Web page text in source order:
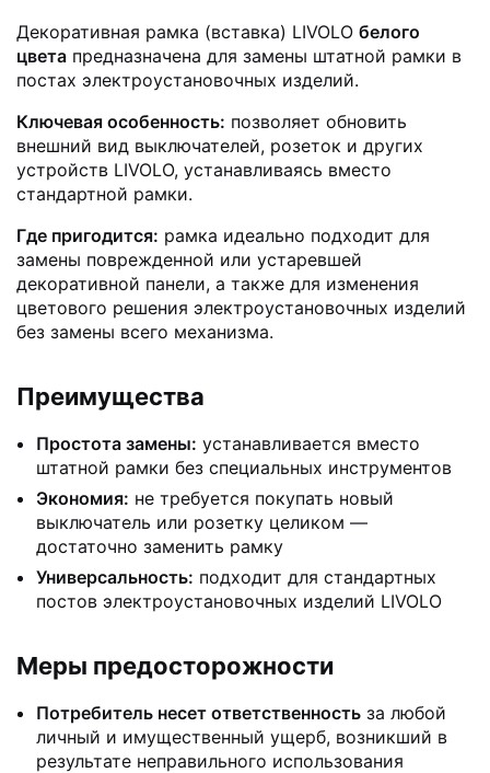
Декоративная рамка (вставка) LIVOLO белого
цвета предназначена для замены штатной рамки в
постах электроустановочных изделий.
Ключевая особенность: позволяет обновить
внешний вид выключателей, розеток и других
устройств LIVOLO, устанавливаясь вместо
стандартной рамки.
Где пригодится: рамка идеально подходит для
замены поврежденной или устаревшей
декоративной панели, а также для изменения
цветового решения электроустановочных изделий
без замены всего механизма.
Преимущества
Простота замены: устанавливается вместо
штатной рамки без специальных инструментов
Экономия: не требуется покупать новый
выключатель или розетку целиком —
достаточно заменить рамку
Универсальность: подходит для стандартных
постов электроустановочных изделий LIVOLO
Меры предосторожности
Потребитель несет ответственность за любой
личный и имущественный ущерб, возникший в
результате неправильного использования